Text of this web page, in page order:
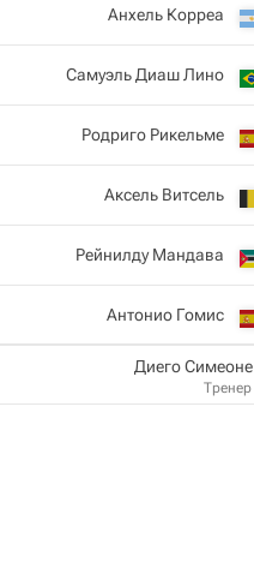
Анхель Корреа
Самуэль Диаш Лино
Родриго Рикельме
Аксель Витсель
Рейнилду Мандава
Антонио Гомис
Диего Симеоне
Тренер